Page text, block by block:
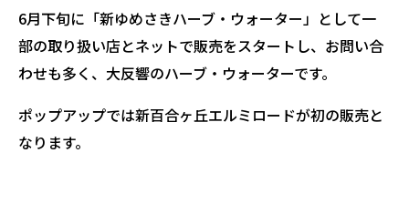
6月下旬に「新ゆめさきハーブ・ウォーター」として一
部の取り扱い店とネットで販売をスタートし、お問い合
わせも多く、大反響のハーブ・ウォーターです。
ポップアップでは新百合ヶ丘エルミロードが初の販売と
なります。